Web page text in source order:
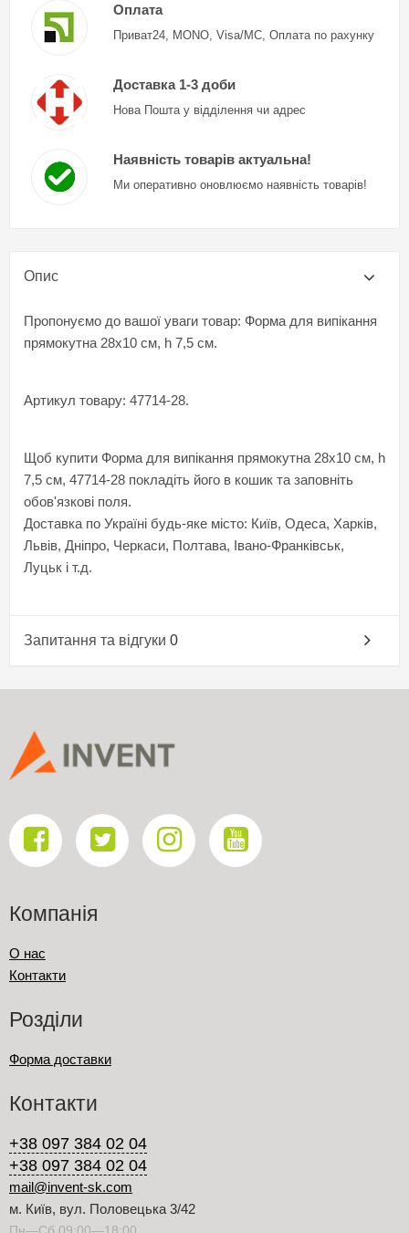
Оплата
Приват24, MONO, Visa/MC, Оплата по рахунку
Доставка 1-3 доби
Нова Пошта у відділення чи адрес
Наявність товарів актуальна!
Ми оперативно оновлюємо наявність товарів!
Опис
Пропонуємо до вашої уваги товар: Форма для випікання
прямокутна 28x10 см, h 7,5 см.
Артикул товару: 47714-28.
Щоб купити Форма для випікання прямокутна 28x10 см, h
7,5 см, 47714-28 покладіть його в кошик та заповніть
обов'язкові поля.
Доставка по Україні будь-яке місто: Київ, Одеса, Харків,
Львів, Дніпро, Черкаси, Полтава, Івано-Франківськ,
Луцьк і т.д.
Запитання та відгуки 0
Компанія
О нас
Контакти
Розділи
Форма доставки
Контакти
+38 097 384 02 04
+38 097 384 02 04
mail@invent-sk.com
м. Київ, вул. Половецька 3/42